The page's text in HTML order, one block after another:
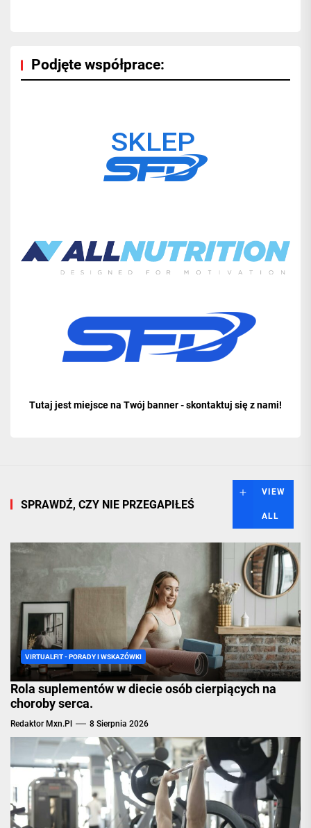
Podjęte współprace:
Tutaj jest miejsce na Twój banner - skontaktuj się z nami!
SPRAWDŹ, CZY NIE PRZEGAPIŁEŚ
VIEW
ALL
VIRTUALFIT - PORADY I WSKAZÓWKI
Rola suplementów w diecie osób cierpiących na
choroby serca.
Redaktor Mxn.pl 8 Sierpnia 2026